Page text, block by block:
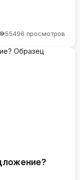
55496 просмотров